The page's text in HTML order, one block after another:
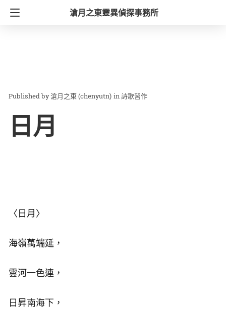
滄月之東靈異偵探事務所
滄月之東 (chenyutn) in 詩歌習作
日月
〈日月〉
海嶺萬端延，
雲河一色連，
日昇南海下，